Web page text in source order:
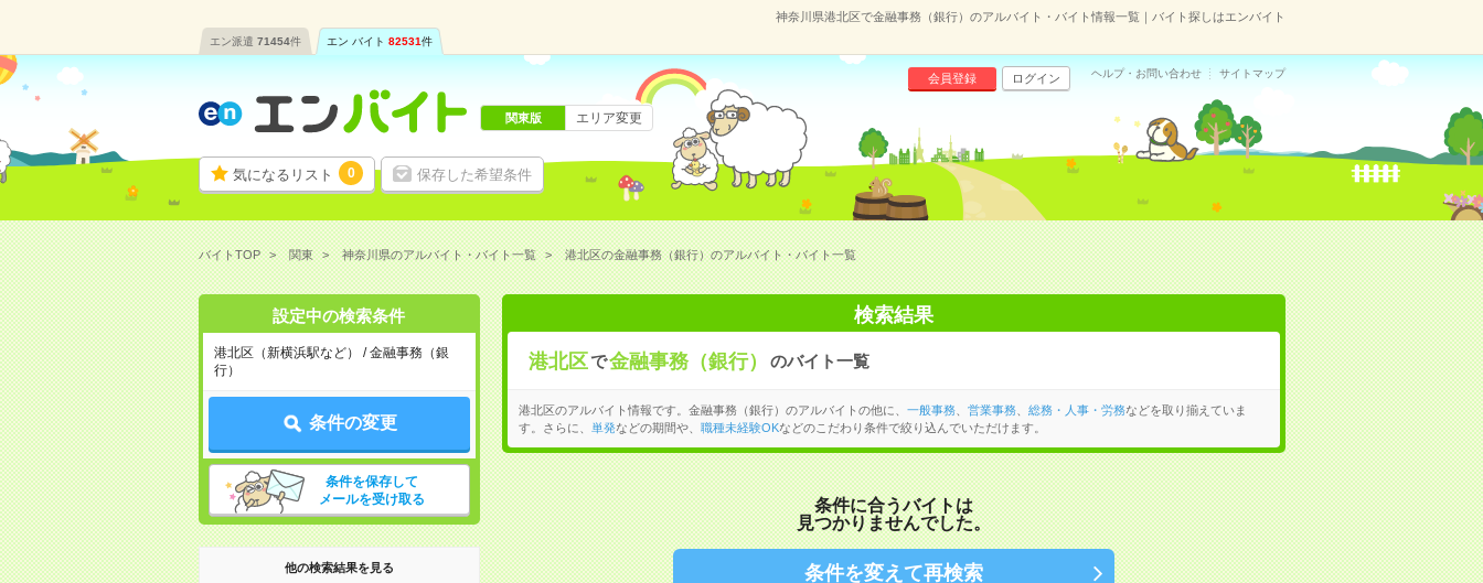
神奈川県港北区で金融事務（銀行）のアルバイト・バイト情報一覧｜バイト探しはエンバイト
エン派遣 71454件 エン バイト 82531件
気になるリスト 0 保存した希望条件
会員登録 ログイン ヘルプ・お問い合わせ サイトマップ
関東版 エリア変更
バイトTOP 関東 神奈川県のアルバイト・バイト一覧 港北区の金融事務（銀行）のアルバイト・バイト一覧
設定中の検索条件
港北区（新横浜駅など） / 金融事務（銀
行）
条件の変更
条件を保存して
メールを受け取る
他の検索結果を見る
検索結果
港北区で金融事務（銀行） のバイト一覧
港北区のアルバイト情報です。金融事務（銀行）のアルバイトの他に、 一般事務、 営業事務、 総務・人事・労務などを取り揃えていま
す。さらに、
単発などの期間や、 職種未経験OKなどのこだわり条件で絞り込んでいただけます。
条件に合うバイトは
見つかりませんでした。
条件を変えて再検索